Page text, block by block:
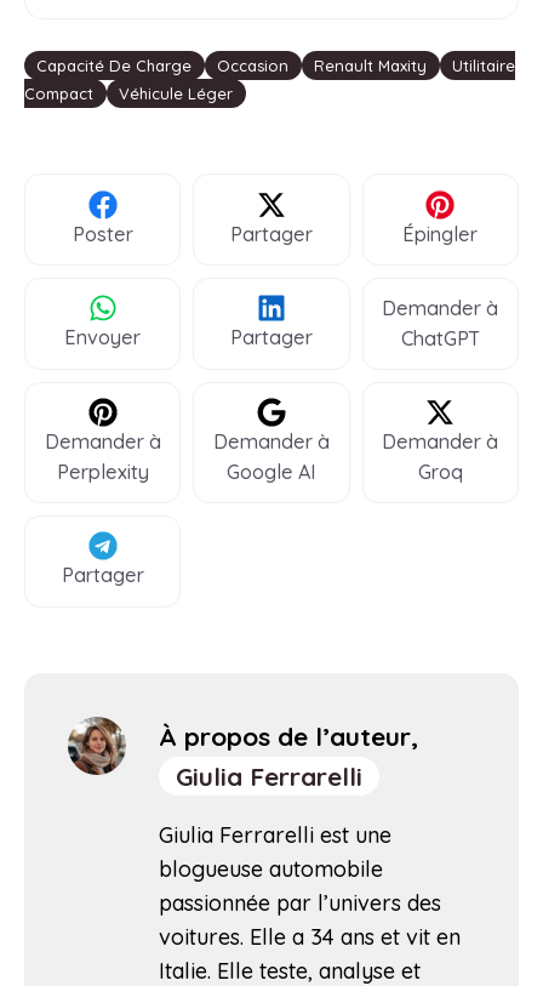
Étiquettes
Capacité De Charge Occasion Renault Maxity
Utilitaire
Compact
Véhicule Léger
Poster Partager Épingler
Envoyer Partager
Demander à
ChatGPT
Demander à
Perplexity
Demander à
Google AI
Demander à
Groq
Partager
À propos de l’auteur,
Giulia Ferrarelli
Giulia Ferrarelli est une
blogueuse automobile
passionnée par l’univers des
voitures. Elle a 34 ans et vit en
Italie. Elle teste, analyse et